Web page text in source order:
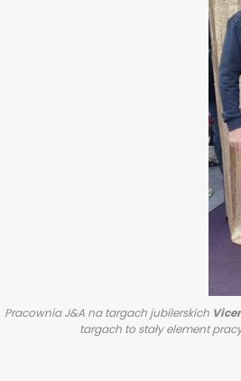
Pracownia J&A na targach jubilerskich
targach to stały element